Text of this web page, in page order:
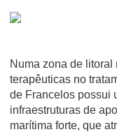
Numa zona de
terapêuticas no
de Francelos possui
infraestruturas de
marítima forte, que